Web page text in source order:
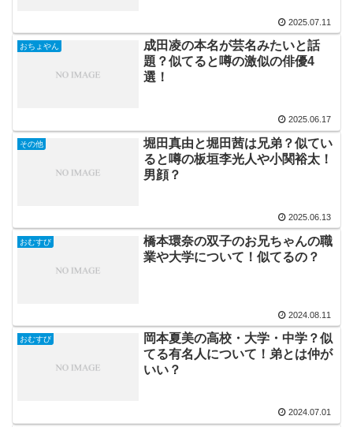
2025.07.11
おちょやん
成田凌の本名が芸名みたいと話
題？似てると噂の激似の俳優4
選！
2025.06.17
その他
堀田真由と堀田茜は兄弟？似てい
ると噂の板垣李光人や小関裕太！
男顔？
2025.06.13
おむすび
橋本環奈の双子のお兄ちゃんの職
業や大学について！似てるの？
2024.08.11
おむすび
岡本夏美の高校・大学・中学？似
てる有名人について！弟とは仲が
いい？
2024.07.01